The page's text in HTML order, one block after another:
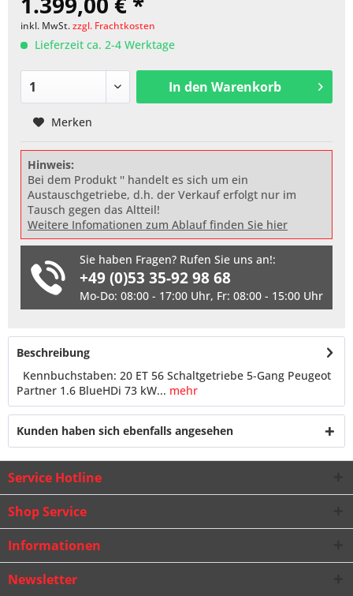
inkl. MwSt.zzgl. Frachtkosten
Lieferzeit ca. 2-4 Werktage
In den Warenkorb
Merken
Hinweis:
Bei dem Produkt '' handelt es sich um ein
Austauschgetriebe, d.h. der Verkauf erfolgt nur im
Tausch gegen das Altteil!
Weitere Infomationen zum Ablauf finden Sie hier
Sie haben Fragen? Rufen Sie uns an!:
+49 (0)53 35-92 98 68
Mo-Do: 08:00 - 17:00 Uhr, Fr: 08:00 - 15:00 Uhr
Beschreibung
Kennbuchstaben: 20 ET 56 Schaltgetriebe 5-Gang Peugeot
Partner 1.6 BlueHDi 73 kW... mehr
Kunden haben sich ebenfalls angesehen
Service Hotline
Shop Service
Informationen
Newsletter